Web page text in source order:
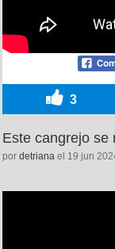
3
Este cangrejo se
por detriana el 19 jun